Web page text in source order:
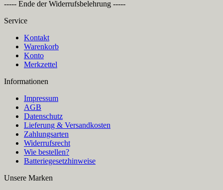
----- Ende der Widerrufsbelehrung -----
Service
Kontakt
Warenkorb
Konto
Merkzettel
Informationen
Impressum
AGB
Datenschutz
Lieferung & Versandkosten
Zahlungsarten
Widerrufsrecht
Wie bestellen?
Batteriegesetzhinweise
Unsere Marken